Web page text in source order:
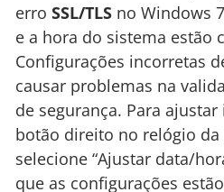
erro SSL/TLS no Windows
e a hora do sistema estão
Configurações incorretas
causar problemas na
de segurança. Para
botão direito no relógio da
selecione “Ajustar data/
que as configurações